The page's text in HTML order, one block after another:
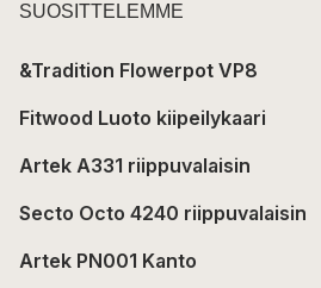
SUOSITTELEMME
&Tradition Flowerpot VP8
Fitwood Luoto kiipeilykaari
Artek A331 riippuvalaisin
Secto Octo 4240 riippuvalaisin
Artek PN001 Kanto